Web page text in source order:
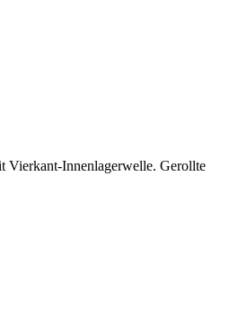
Vierkant-Innenlagerwelle. Gerollte